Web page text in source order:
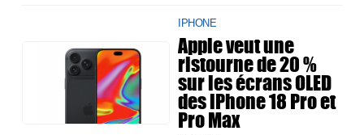
IPHONE
Apple veut une
ristourne de 20 %
sur les écrans OLED
des iPhone 18 Pro et
Pro Max